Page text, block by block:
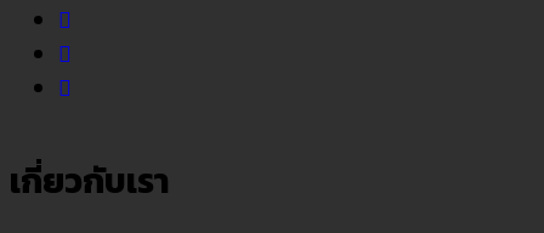
เกี่ยวกับเรา